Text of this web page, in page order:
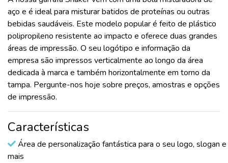
aço e é ideal para misturar batidos de proteínas ou outras
bebidas saudáveis. Este modelo popular é feito de plástico
polipropileno resistente ao impacto e oferece duas grandes
áreas de impressão. O seu logótipo e informação da
empresa são impressos verticalmente ao longo da área
dedicada à marca e também horizontalmente em torno da
tampa. Pergunte-nos hoje sobre preços, amostras e opções
de impressão.
Características
Área de personalização fantástica para o seu logo, slogan e
mais